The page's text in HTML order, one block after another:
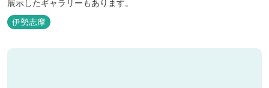
展示したギャラリーもあります。
伊勢志摩